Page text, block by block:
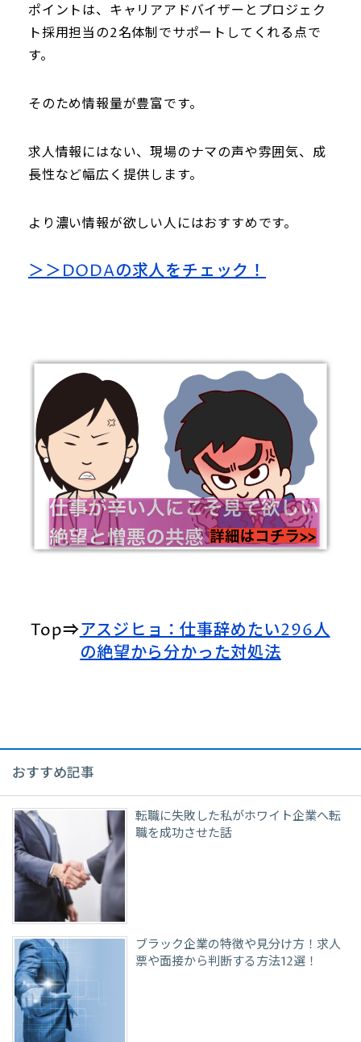
ポイントは、キャリアアドバイザーとプロジェク
ト採用担当の2名体制でサポートしてくれる点で
す。
そのため情報量が豊富です。
求人情報にはない、現場のナマの声や雰囲気、成
長性など幅広く提供します。
より濃い情報が欲しい人にはおすすめです。
＞＞DODAの求人をチェック！
Top⇒アスジヒョ：仕事辞めたい296人
の絶望から分かった対処法
おすすめ記事
転職に失敗した私がホワイト企業へ転
職を成功させた話
ブラック企業の特徴や見分け方！求人
票や面接から判断する方法12選！